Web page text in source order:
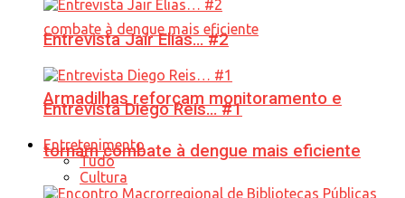
Armadilhas reforçam monitoramento e
tornam combate à dengue mais eficiente
Entrevista Jair Elias… #2
Entrevista Diego Reis… #1
Entretenimento
Tudo
Cultura